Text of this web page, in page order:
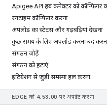
Apigee API हब कनेक्टर को कॉन्फ़िगर
रनटाइम कॉन्फ़िगर करना
अपलोड का स्टेटस और गड़बड़ियां देखना
कुछ समय के लिए अपलोड करना बंद
संगठन जोड़ें
संगठन को हटाएं
इंटिग्रेशन से जुड़ी समस्या हल करना
EDGE को 4. 53 .00 पर अपडेट करना